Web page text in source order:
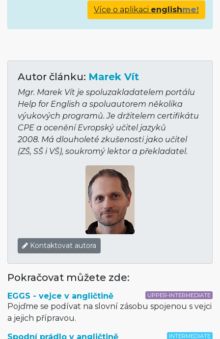
Více o aplikaci englishme!
Autor článku: Marek Vít
Mgr. Marek Vít je spoluzakladatelem portálu
Help for English a spoluautorem několika
výukových programů. Je držitelem certifikátu
CPE a ocenění Evropský učitel jazyků
2008. Má dlouholeté zkušenosti jako učitel
(ZŠ, SŠ i VŠ), soukromý lektor a překladatel.
Kontaktovat autora
Pokračovat můžete zde:
UPPER-INTERMEDIATE
EGGS - vejce v angličtině
Pojďme se podívat na slovní zásobu spojenou s vejci
a jejich přípravou.
INTERMEDIATE
Spodní prádlo v angličtině